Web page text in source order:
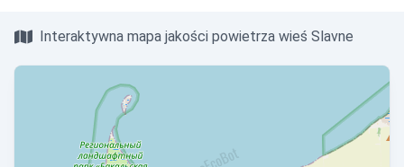
Interaktywna mapa jakości powietrza wieś Slavne